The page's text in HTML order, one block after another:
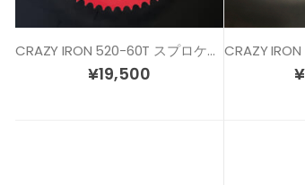
CRAZY IRON 520-60T スプロケット レッドカラー
¥19,500 ¥